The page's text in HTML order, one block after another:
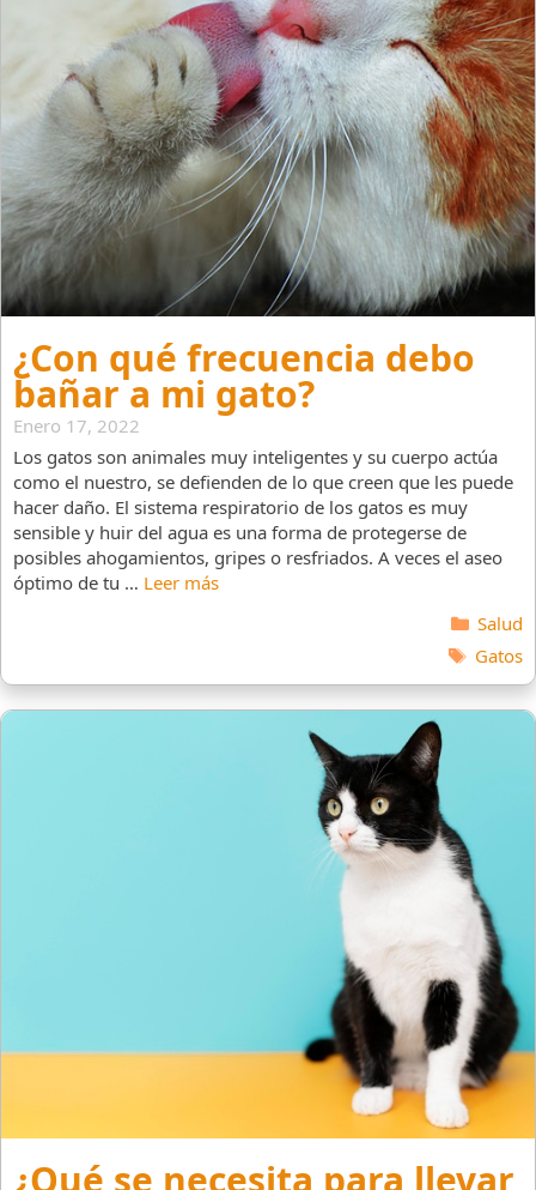
¿Con qué frecuencia debo
bañar a mi gato?
Enero 17, 2022
Los gatos son animales muy inteligentes y su cuerpo actúa
como el nuestro, se defienden de lo que creen que les puede
hacer daño. El sistema respiratorio de los gatos es muy
sensible y huir del agua es una forma de protegerse de
posibles ahogamientos, gripes o resfriados. A veces el aseo
óptimo de tu … Leer más
Salud
Gatos
¿Qué se necesita para llevar